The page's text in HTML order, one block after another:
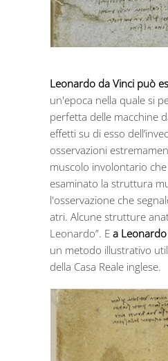
Leonardo da Vinci può
un'epoca nella quale si
perfetta delle macchine
effetti su di esso
osservazioni
muscolo involontario
esaminato la struttura
l'osservazione che
atri. Alcune strutture
Leonardo”. E a
un metodo illustrativo
della Casa Reale inglese.